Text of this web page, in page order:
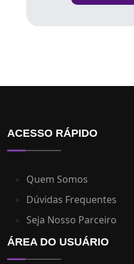
ACESSO RÁPIDO
Quem Somos
Dúvidas Frequentes
Seja Nosso Parceiro
ÁREA DO USUÁRIO